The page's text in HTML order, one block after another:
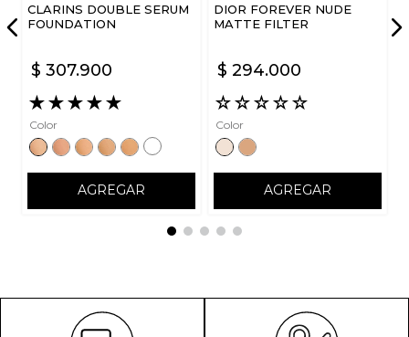
CLARINS DOUBLE SERUM
FOUNDATION
$ 307.900
★★★★★
Color
AGREGAR
DIOR FOREVER NUDE
MATTE FILTER
$ 294.000
☆☆☆☆☆
Color
AGREGAR